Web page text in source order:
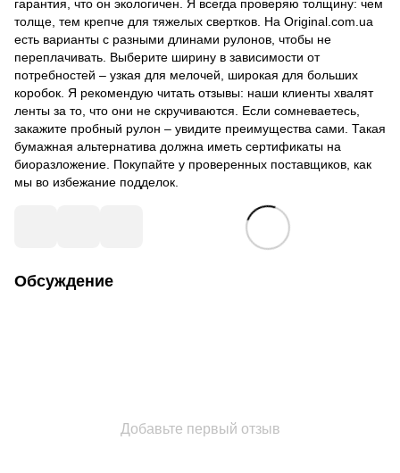
гарантия, что он экологичен. Я всегда проверяю толщину: чем
толще, тем крепче для тяжелых свертков. На Original.com.ua
есть варианты с разными длинами рулонов, чтобы не
переплачивать. Выберите ширину в зависимости от
потребностей – узкая для мелочей, широкая для больших
коробок. Я рекомендую читать отзывы: наши клиенты хвалят
ленты за то, что они не скручиваются. Если сомневаетесь,
закажите пробный рулон – увидите преимущества сами. Такая
бумажная альтернатива должна иметь сертификаты на
биоразложение. Покупайте у проверенных поставщиков, как
мы во избежание подделок.
Обсуждение
Добавьте первый отзыв